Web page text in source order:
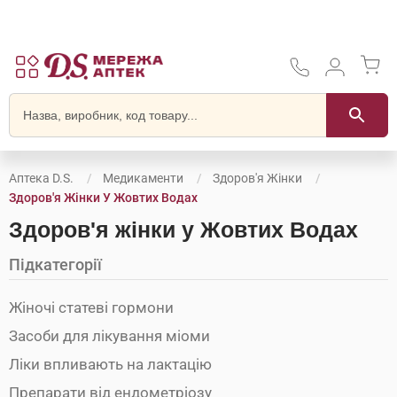
Аптека D.S. Медикаменти
Здоров'я Жінки
Здоров'я Жінки У Жовтих Водах
Здоров'я жінки у Жовтих Водах
Підкатегорії
Жіночі статеві гормони
Засоби для лікування міоми
Ліки впливають на лактацію
Препарати від ендометріозу